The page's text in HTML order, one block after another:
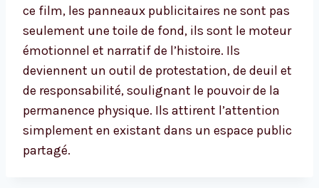
ce film, les panneaux publicitaires ne sont pas
seulement une toile de fond, ils sont le moteur
émotionnel et narratif de l’histoire. Ils
deviennent un outil de protestation, de deuil et
de responsabilité, soulignant le pouvoir de la
permanence physique. Ils attirent l’attention
simplement en existant dans un espace public
partagé.